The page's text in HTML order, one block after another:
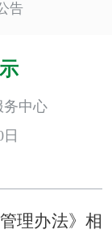
告
务中心
理办法》相